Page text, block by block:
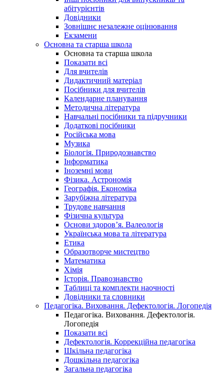
абітурієнтів
Довідники
Зовнішнє незалежне оцінювання
Екзамени
Основна та старша школа
Основна та старша школа
Показати всі
Для вчителів
Дидактичний матеріал
Посібники для вчителів
Календарне планування
Методична література
Навчальні посібники та підручники
Додаткові посібники
Російська мова
Музика
Біологія. Природознавство
Інформатика
Іноземні мови
Фізика. Астрономія
Географія. Економіка
Зарубіжна література
Трудове навчання
Фізична культура
Основи здоров’я. Валеологія
Українська мова та література
Етика
Образотворче мистецтво
Математика
Хімія
Історія. Правознавство
Таблиці та комплекти наочності
Довідники та словники
Педагогіка. Виховання. Дефектологія. Логопедія
Педагогіка. Виховання. Дефектологія.
Логопедія
Показати всі
Дефектологія. Коррекційна педагогіка
Шкільна педагогіка
Дошкільна педагогіка
Загальна педагогіка